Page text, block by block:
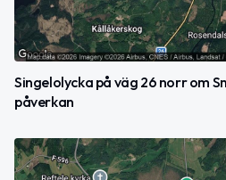
Singelolycka på väg 26 norr om
påverkan